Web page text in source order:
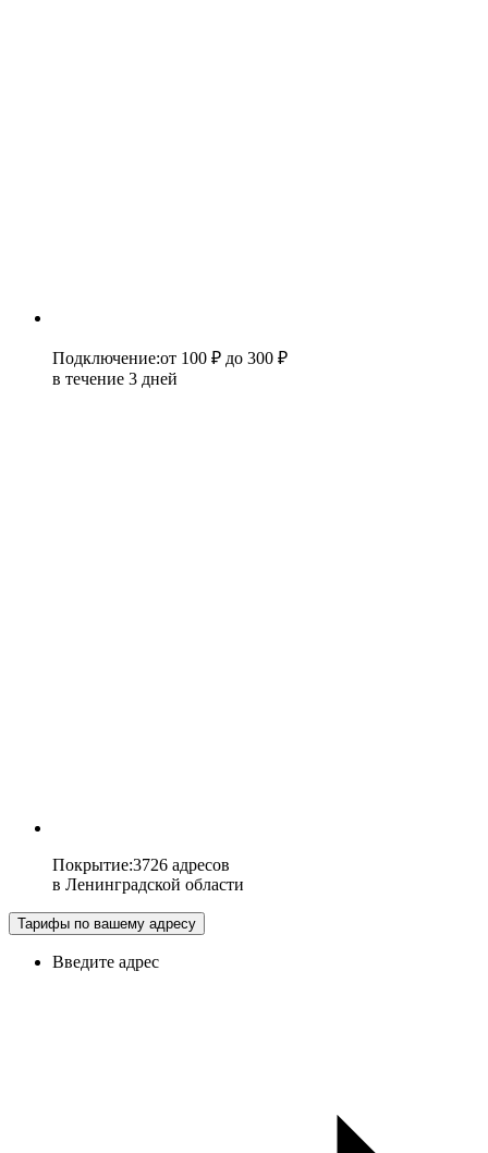
Подключение:от 100 ₽ до 300 ₽
в течение 3 дней
Покрытие:3726 адресов
в Ленинградской области
Тарифы по вашему адресу
Введите адрес